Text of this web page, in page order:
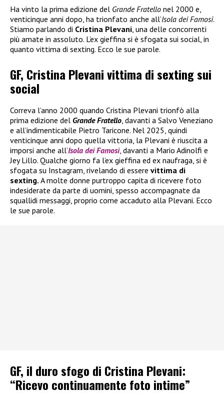
Ha vinto la prima edizione del Grande Fratello nel 2000 e,
venticinque anni dopo, ha trionfato anche all’Isola dei Famosi.
Stiamo parlando di Cristina Plevani , una delle concorrenti
più amate in assoluto. L’ex gieffina si è sfogata sui social, in
quanto vittima di sexting. Ecco le sue parole.
GF, Cristina Plevani vittima di sexting sui
social
Correva l’anno 2000 quando Cristina Plevani trionfò alla
prima edizione del Grande Fratello, davanti a Salvo Veneziano
e all’indimenticabile Pietro Taricone. Nel 2025, quindi
venticinque anni dopo quella vittoria, la Plevani è riuscita a
imporsi anche all’Isola dei Famosi, davanti a Mario Adinolfi e
Jey Lillo. Qualche giorno fa l’ex gieffina ed ex naufraga, si è
sfogata su Instagram, rivelando di essere vittima di
sexting. A molte donne purtroppo capita di ricevere foto
indesiderate da parte di uomini, spesso accompagnate da
squallidi messaggi, proprio come accaduto alla Plevani. Ecco
le sue parole.
GF, il duro sfogo di Cristina Plevani:
“Ricevo continuamente foto intime”